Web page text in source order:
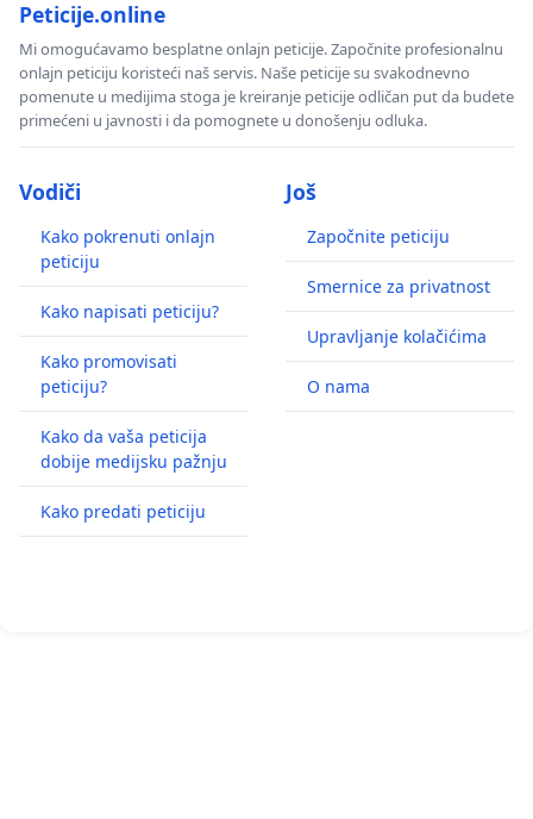
Peticije.online
Mi omogućavamo besplatne onlajn peticije. Započnite profesionalnu
onlajn peticiju koristeći naš servis. Naše peticije su svakodnevno
pomenute u medijima stoga je kreiranje peticije odličan put da budete
primećeni u javnosti i da pomognete u donošenju odluka.
Vodiči
Kako pokrenuti onlajn
peticiju
Kako napisati peticiju?
Kako promovisati
peticiju?
Kako da vaša peticija
dobije medijsku pažnju
Kako predati peticiju
Još
Započnite peticiju
Smernice za privatnost
Upravljanje kolačićima
O nama